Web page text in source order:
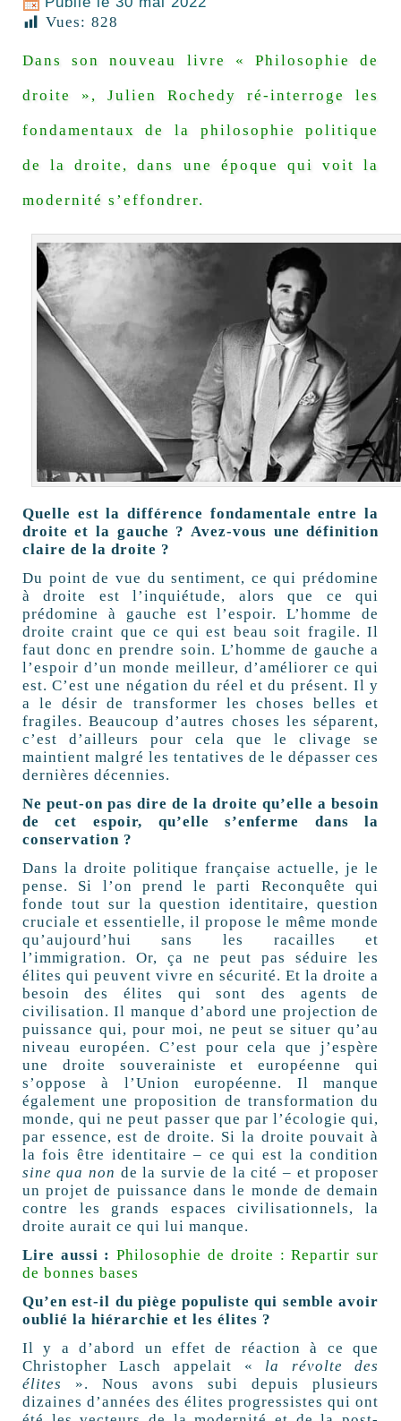
Vues: 828
Dans son nouveau livre « Philosophie de
droite », Julien Rochedy ré-interroge les
fondamentaux de la philosophie politique
de la droite, dans une époque qui voit la
modernité s’effondrer.
Quelle est la différence fondamentale entre la
droite et la gauche ? Avez-vous une définition
claire de la droite ?
Du point de vue du sentiment, ce qui prédomine
à droite est l’inquiétude, alors que ce qui
prédomine à gauche est l’espoir. L’homme de
droite craint que ce qui est beau soit fragile. Il
faut donc en prendre soin. L’homme de gauche a
l’espoir d’un monde meilleur, d’améliorer ce qui
est. C’est une négation du réel et du présent. Il y
a le désir de transformer les choses belles et
fragiles. Beaucoup d’autres choses les séparent,
c’est d’ailleurs pour cela que le clivage se
maintient malgré les tentatives de le dépasser ces
dernières décennies.
Ne peut-on pas dire de la droite qu’elle a besoin
de cet espoir, qu’elle s’enferme dans la
conservation ?
Dans la droite politique française actuelle, je le
pense. Si l’on prend le parti Reconquête qui
fonde tout sur la question identitaire, question
cruciale et essentielle, il propose le même monde
qu’aujourd’hui sans les racailles et
l’immigration. Or, ça ne peut pas séduire les
élites qui peuvent vivre en sécurité. Et la droite a
besoin des élites qui sont des agents de
civilisation. Il manque d’abord une projection de
puissance qui, pour moi, ne peut se situer qu’au
niveau européen. C’est pour cela que j’espère
une droite souverainiste et européenne qui
s’oppose à l’Union européenne. Il manque
également une proposition de transformation du
monde, qui ne peut passer que par l’écologie qui,
par essence, est de droite. Si la droite pouvait à
la fois être identitaire – ce qui est la condition
sine qua non de la survie de la cité – et proposer
un projet de puissance dans le monde de demain
contre les grands espaces civilisationnels, la
droite aurait ce qui lui manque.
Lire aussi :Philosophie de droite : Repartir sur
de bonnes bases
Qu’en est-il du piège populiste qui semble avoir
oublié la hiérarchie et les élites ?
Il y a d’abord un effet de réaction à ce que
Christopher Lasch appelait « la révolte des
élites ». Nous avons subi depuis plusieurs
dizaines d’années des élites progressistes qui ont